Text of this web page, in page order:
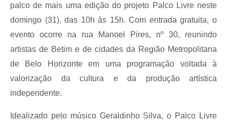
palco de mais uma edição do projeto Palco Livre neste
domingo (31), das 10h às 15h. Com entrada gratuita, o
evento ocorre na rua Manoel Pires, nº 30, reunindo
artistas de Betim e de cidades da Região Metropolitana
de Belo Horizonte em uma programação voltada à
valorização da cultura e da produção artística
independente.
Idealizado pelo músico Geraldinho Silva, o Palco Livre